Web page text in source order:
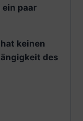
ein paar
keinen
des